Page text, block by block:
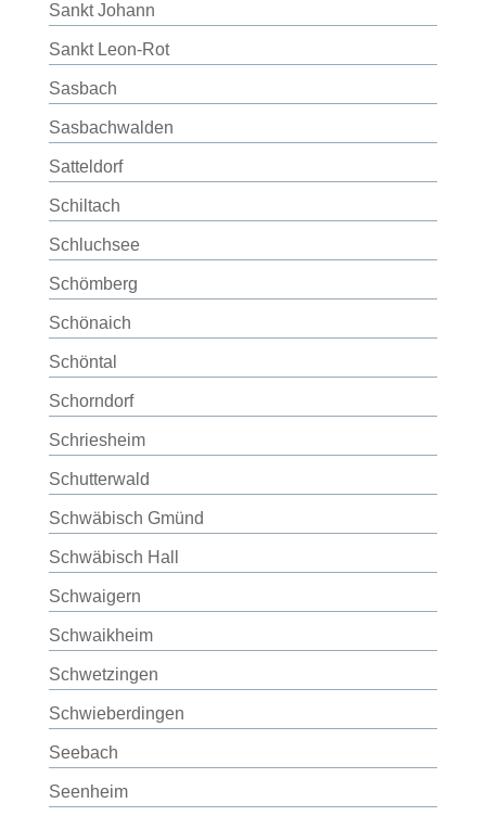
Sankt Johann
Sankt Leon-Rot
Sasbach
Sasbachwalden
Satteldorf
Schiltach
Schluchsee
Schömberg
Schönaich
Schöntal
Schorndorf
Schriesheim
Schutterwald
Schwäbisch Gmünd
Schwäbisch Hall
Schwaigern
Schwaikheim
Schwetzingen
Schwieberdingen
Seebach
Seenheim